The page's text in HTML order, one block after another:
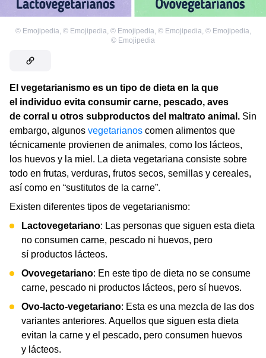
© Emojipedia, © Emojipedia, © Emojipedia, © Emojipedia, © Emojipedia,
© Emojipedia
El vegetarianismo es un tipo de dieta en la que
el individuo evita consumir carne, pescado, aves
de corral u otros subproductos del maltrato animal. Sin
embargo, algunos vegetarianos comen alimentos que
técnicamente provienen de animales, como los lácteos,
los huevos y la miel. La dieta vegetariana consiste sobre
todo en frutas, verduras, frutos secos, semillas y cereales,
así como en “sustitutos de la carne”.
Existen diferentes tipos de vegetarianismo:
Lactovegetariano: Las personas que siguen esta dieta
no consumen carne, pescado ni huevos, pero
sí productos lácteos.
Ovovegetariano: En este tipo de dieta no se consume
carne, pescado ni productos lácteos, pero sí huevos.
Ovo-lacto-vegetariano: Esta es una mezcla de las dos
variantes anteriores. Aquellos que siguen esta dieta
evitan la carne y el pescado, pero consumen huevos
y lácteos.